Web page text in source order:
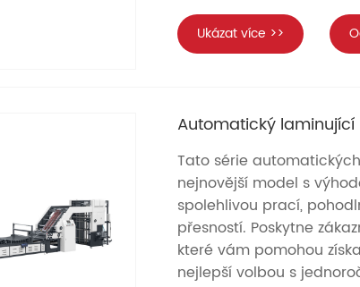
Ukázat více >>
Automatický
Tato série
nejnovější model s
spolehlivou prací,
přesností. Poskytne
které vám pomohou
nejlepší volbou s